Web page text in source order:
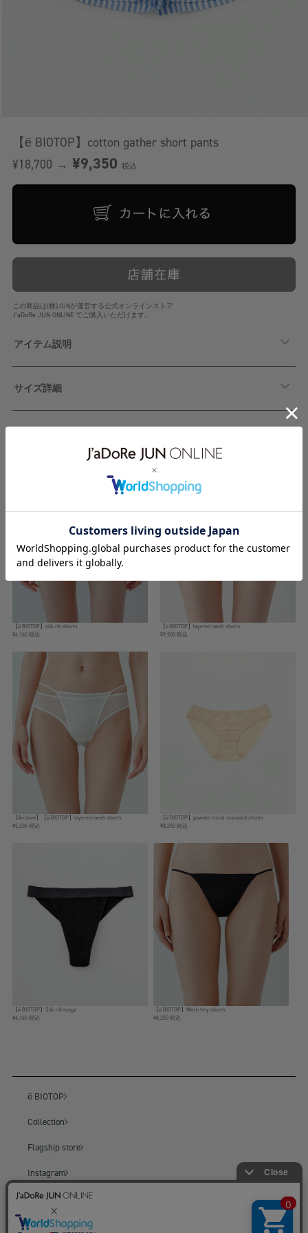
【ё BIOTOP】cotton gather short pants
¥18,700 → ¥9,350 税込
この商品は(株)JUNが運営する公式オンラインストア
J'aDoRe JUN ONLINE でご購入いただけます。
アイテム説明
サイズ詳細
【ё BIOTOP】silk rib shorts
¥6,160 税込
【ё BIOTOP】layered mesh shorts
¥9,900 税込
【Archive】【ё BIOTOP】layered mesh shorts
¥5,236 税込
【ё BIOTOP】powder tricot standard shorts
¥8,250 税込
【ё BIOTOP】Silk rib tanga
¥6,160 税込
【ё BIOTOP】Mesh tiny shorts
¥8,250 税込
ё BIOTOP
Collection
Flagship store
Instagram
BIOTOP
BIOTOP ONLINE